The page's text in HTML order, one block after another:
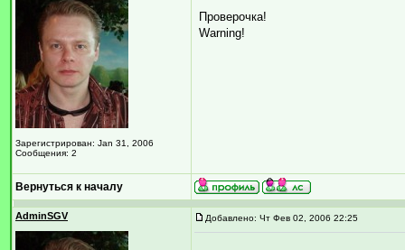
Зарегистрирован: Jan 31, 2006
Сообщения: 2
Проверочка!
Warning!
Вернуться к началу
AdminSGV Добавлено: Чт Фев 02, 2006 22:25